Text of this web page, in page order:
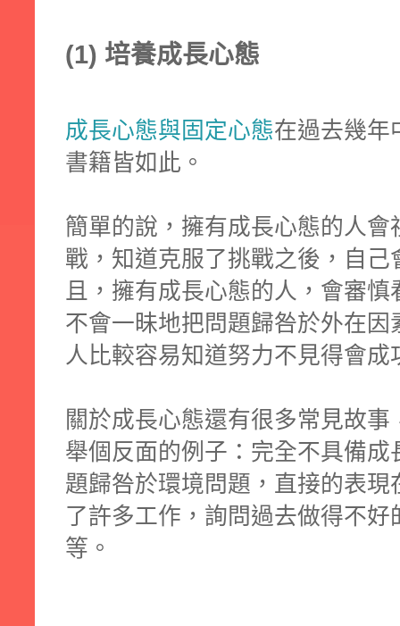
(1) 培養成長心態
成長心態與固定心態在過去幾年
書籍皆如此。
簡單的說，擁有成長心態的人
戰，知道克服了挑戰之後，自
且，擁有成長心態的人，會審
不會一昧地把問題歸咎於外在
人比較容易知道努力不見得會
關於成長心態還有很多常見故
舉個反面的例子：完全不具備
題歸咎於環境問題，直接的表
了許多工作，詢問過去做得不
等。